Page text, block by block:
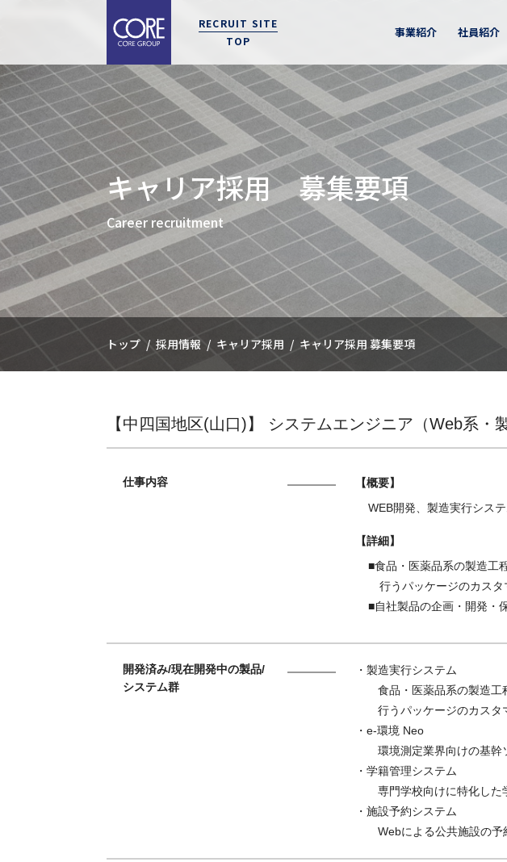
コ
ン
テ
ン
ツ
に
動
ニ
ュ
ー
RECRUIT SITE
TOP
事業紹介
事業紹介
CORE'S WAY
事業紹介TOP
社員紹介
キャリアと制度
CAREER & SYSTEM
働き方／福利厚生
拠点紹介
OFFICE
東京地区
募集要項
REQUIREMENTS
新卒採用
募集要項
選考の流れ
エントリー
ENTRY
エントリーサイト
マイナビ2027 マ
キャリア採用ENTRY
キャリア採用 募集要項
Career recruitment
トップ 採用情報 キャリア採用 キャリア採用 募集要項
【中四国地区(山口)】 システムエンジニア（Web系・
仕事内容
概要
WEB開発、製造実行シス
詳細
■食品・医薬品系の製造工
行うパッケージのカスタ
■自社製品の企画・開発・
開発済み/現在開発中の製品/
システム群
・製造実行システム
食品・医薬品系の製造工
行うパッケージのカスタ
・e-環境 Neo
環境測定業界向けの基幹
・学籍管理システム
専門学校向けに特化した
・施設予約システム
Webによる公共施設の予